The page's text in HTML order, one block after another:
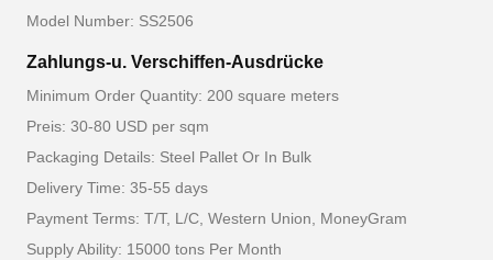
Model Number: SS2506
Zahlungs-u. Verschiffen-Ausdrücke
Minimum Order Quantity: 200 square meters
Preis: 30-80 USD per sqm
Packaging Details: Steel Pallet Or In Bulk
Delivery Time: 35-55 days
Payment Terms: T/T, L/C, Western Union, MoneyGram
Supply Ability: 15000 tons Per Month